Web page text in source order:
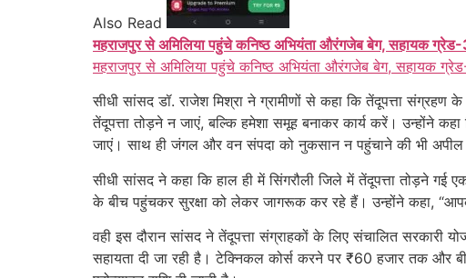
Also Read
महराजपुर से अमिलिया पहुंचे कनिष्ठ अभियंता औरंगजेब बेग, सहायक ग्रेड-
महराजपुर से अमिलिया पहुंचे कनिष्ठ अभियंता औरंगजेब बेग, सहायक ग्रेड-
सीधी सांसद डॉ. राजेश मिश्रा ने ग्रामीणों से कहा कि तेंदूपत्ता
तेंदूपत्ता तोड़ने न जाएं, बल्कि हमेशा समूह बनाकर कार्य करें। उन्होंने
जाएं। साथ ही जंगल और वन संपदा को नुकसान न पहुंचाने की भी अपील
सीधी सांसद ने कहा कि हाल ही में सिंगरौली जिले में तेंदूपत्ता तोड़ने गई
के बीच पहुंचकर सुरक्षा को लेकर जागरूक कर रहे हैं। उन्होंने कहा,
वही इस दौरान सांसद ने तेंदूपत्ता संग्राहकों के लिए संचालित सरकारी
सहायता दी जा रही है। टेक्निकल कोर्स करने पर ₹60 हजार तक और